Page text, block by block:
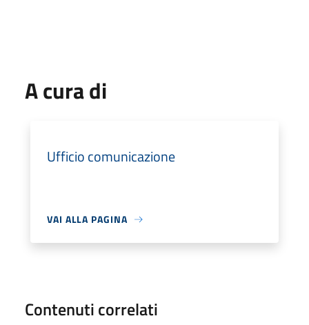
A cura di
Ufficio comunicazione
VAI ALLA PAGINA
Contenuti correlati